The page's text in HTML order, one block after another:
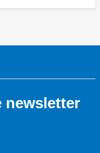
newsletter